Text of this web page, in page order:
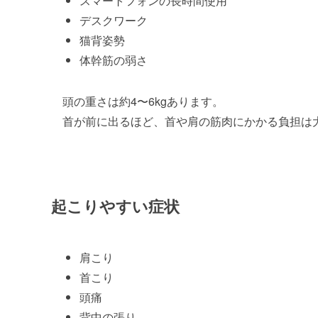
デスクワーク
猫背姿勢
体幹筋の弱さ
頭の重さは約4〜6kgあります。
首が前に出るほど、首や肩の筋肉にかかる負担は
起こりやすい症状
肩こり
首こり
頭痛